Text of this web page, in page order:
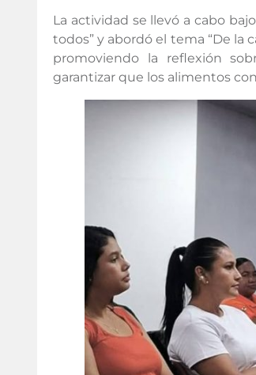
La actividad se llevó a cabo
todos” y abordó el tema “De la
promoviendo la reflexión
garantizar que los alimentos